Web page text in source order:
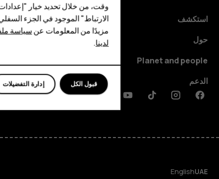
HMD DUB
HMD Watch
للأعمال
استكشف
حول
Planet and people
الدعم
Facebook
Instagram
Tiktok
Youtube
UAE
English
وقت، من خلال تحديد خيار
الارتباط" الموجود في الجزء
مزيدًا من المعلومات عنسياسة
لدينا.
إدارة التفضيلات قبول الكل